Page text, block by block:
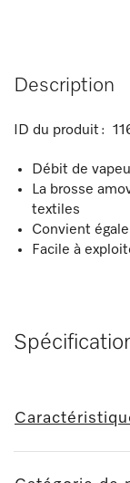
Description
ID du produit :
Débit de
La brosse
textiles
Convient
Facile à